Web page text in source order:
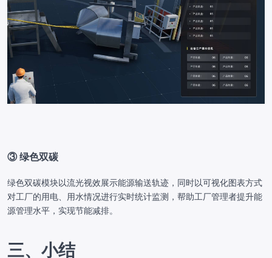
③ 绿色双碳
绿色双碳模块以流光视效展示能源输送轨迹，同时以可视化图表方式
对工厂的用电、用水情况进行实时统计监测，帮助工厂管理者提升能
源管理水平，实现节能减排。
三、小结